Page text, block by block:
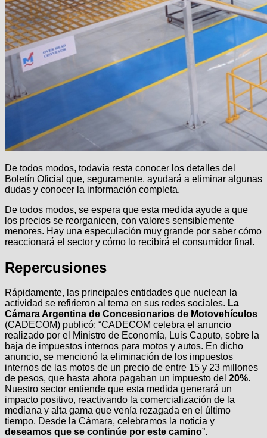
De todos modos, todavía resta conocer los detalles del
Boletín Oficial que, seguramente, ayudará a eliminar algunas
dudas y conocer la información completa.
De todos modos, se espera que esta medida ayude a que
los precios se reorganicen, con valores sensiblemente
menores. Hay una especulación muy grande por saber cómo
reaccionará el sector y cómo lo recibirá el consumidor final.
Repercusiones
Rápidamente, las principales entidades que nuclean la
actividad se refirieron al tema en sus redes sociales. La
Cámara Argentina de Concesionarios de Motovehículos
(CADECOM) publicó: “CADECOM celebra el anuncio
realizado por el Ministro de Economía, Luis Caputo, sobre la
baja de impuestos internos para motos y autos. En dicho
anuncio, se mencionó la eliminación de los impuestos
internos de las motos de un precio de entre 15 y 23 millones
de pesos, que hasta ahora pagaban un impuesto del 20%.
Nuestro sector entiende que esta medida generará un
impacto positivo, reactivando la comercialización de la
mediana y alta gama que venía rezagada en el último
tiempo. Desde la Cámara, celebramos la noticia y
deseamos que se continúe por este camino”.